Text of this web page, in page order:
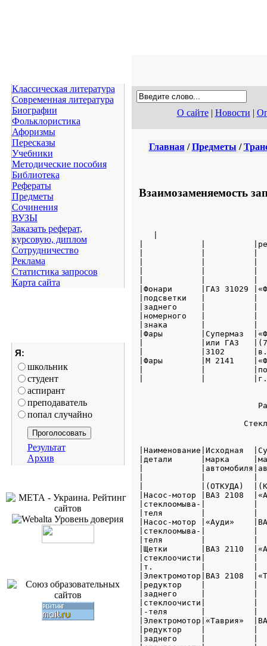
Классическая литература
Современная литература
Биографии
Фольклористика
Афоризмы
Пересказы
Учебники
Методические пособия
Библиотека
Рефераты
Предметы
Сочинения
ВУЗЫ
Заказать реферат,
курсовую, диплом
Сотрудничество
Реклама
Статистика запросов
Карта сайта
Я:
школьник
студент
аспирант
преподаватель
попал случайно
Результат
Архив
О сайте| Новости |
Главная/Предметы /
Взаимозаменяемость
|            |
|Фонари      |ГАЗ 31029
|подсветки   |          |
|заднего     |
|номерного   |
|знака       |
|Фары        |Супермаз
|            |или ГАЗ
|            |3102
|Фары        |М 2141
|            |
|            |
|Наименование|Исходная
|детали      |марка
|
|            |(ОТКУДА)
|Насос-мотор |ВАЗ
|стеклоомыва-|
|теля        |
|Насос-мотор |«Ауди»
|стеклоомыва-|
|теля        |
|Щетки       |ВАЗ 2110
|стеклоочисти|
|т.          |          |
|Электромотор|ВАЗ
|редуктор    |
|заднего     |
|стеклоочисти|
|-теля       |
|редуктор    |
|заднего     |